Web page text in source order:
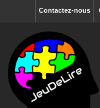
Contactez-nous